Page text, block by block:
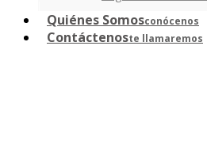
Quiénes Somosconócenos
Contáctenoste llamaremos